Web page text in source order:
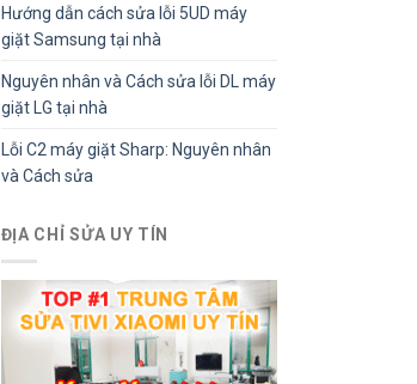
Hướng dẫn cách sửa lỗi 5UD máy
giặt Samsung tại nhà
Nguyên nhân và Cách sửa lỗi DL máy
giặt LG tại nhà
Lỗi C2 máy giặt Sharp: Nguyên nhân
và Cách sửa
ĐỊA CHỈ SỬA UY TÍN